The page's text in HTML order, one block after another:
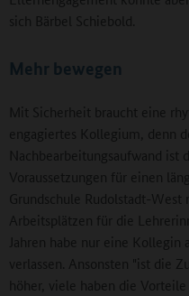
sich Bärbel Schiebold.
Mehr bewegen
Mit Sicherheit braucht eine
engagiertes Kollegium, denn
Nachbearbeitungsaufwand ist
Voraussetzungen für einen
Grundschule Rudolstadt-
Arbeitsplätzen für die
Jahren habe nur eine
verlassen. Ansonsten "ist die
höher, viele haben die